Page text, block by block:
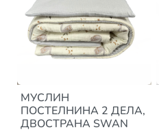
МУСЛИН
ПОСТЕЛНИНА 2 ДЕЛА,
ДВОСТРАНА SWAN